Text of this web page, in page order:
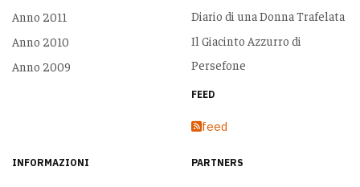
Anno 2011
Anno 2010
Anno 2009
Diario di una Donna Trafelata
Il Giacinto Azzurro di
Persefone
FEED
feed
INFORMAZIONI PARTNERS